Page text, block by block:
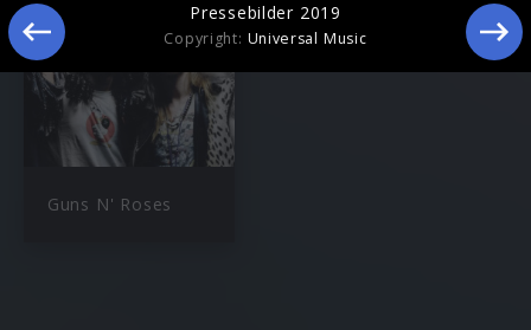
Guns N' Roses
Pressebilder 2019
Copyright: Universal Music